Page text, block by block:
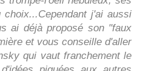
j'ai aussi
ai déjà proposé son "faux
et vous conseille d'aller
qui vaut franchement le